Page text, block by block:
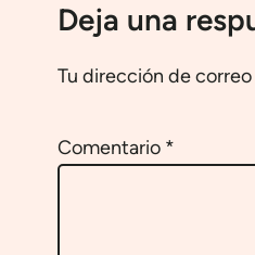
Deja una
Tu dirección de
Comentario *